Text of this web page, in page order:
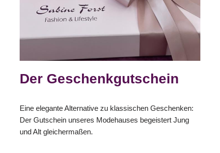
Der Geschenkgutschein
Eine elegante Alternative zu klassischen Geschenken:
Der Gutschein unseres Modehauses begeistert Jung
und Alt gleichermaßen.